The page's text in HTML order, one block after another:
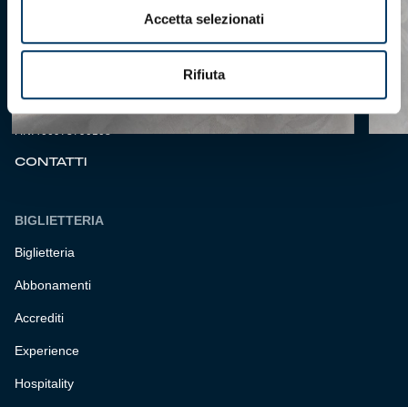
Accetta selezionati
Rifiuta
Via Ronchi 67, 16155 Genova Pegli
maggio 2025
C.F. 80033270101
P.IVA 00973790108
CONTATTI
BIGLIETTERIA
Biglietteria
Abbonamenti
Accrediti
Experience
Hospitality